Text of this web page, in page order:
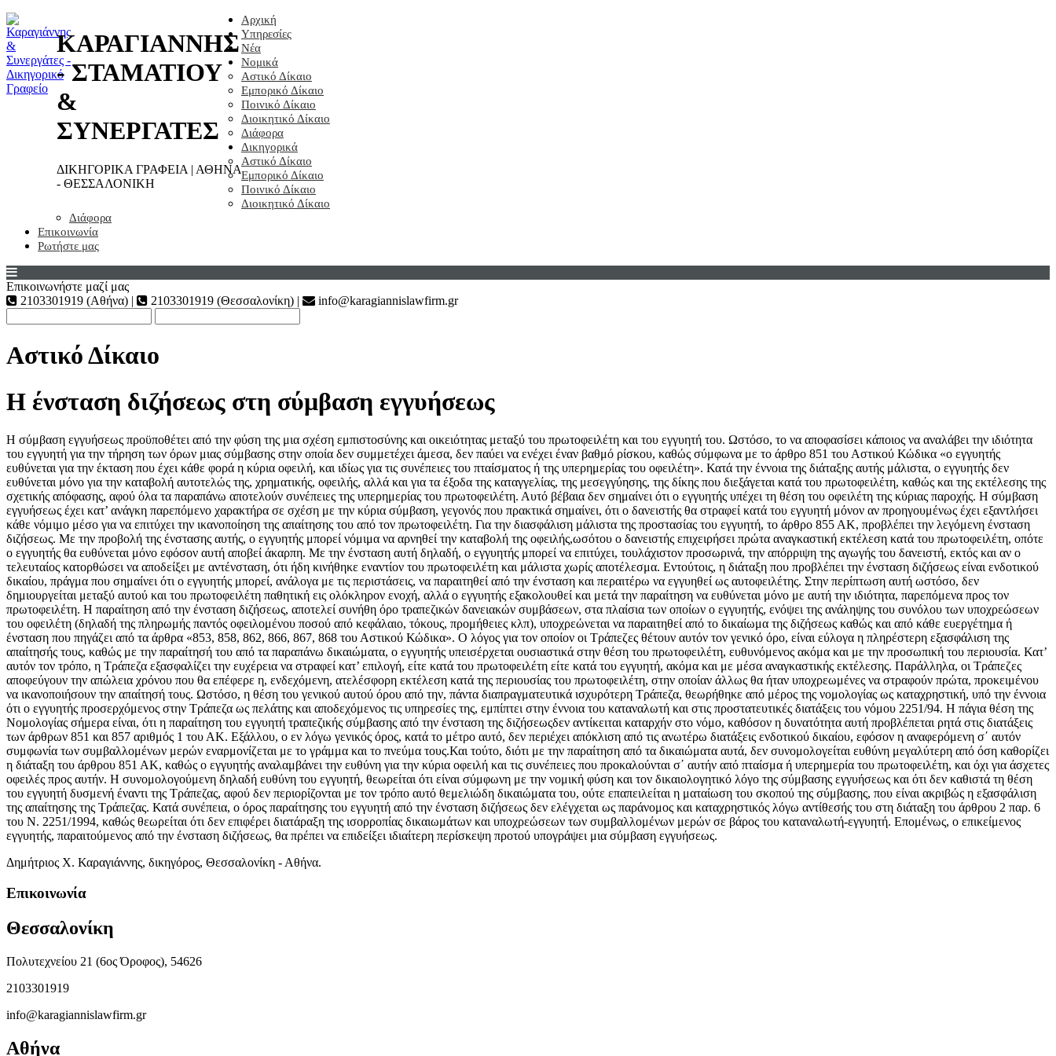
ΚΑΡΑΓΙΑΝΝΗΣ
- ΣΤΑΜΑΤΙΟΥ
&
ΣΥΝΕΡΓΑΤΕΣ
ΔΙΚΗΓΟΡΙΚΑ ΓΡΑΦΕΙΑ | ΑΘΗΝΑ
- ΘΕΣΣΑΛΟΝΙΚΗ
Αρχική
Υπηρεσίες
Νέα
Νομικά
Αστικό Δίκαιο
Εμπορικό Δίκαιο
Ποινικό Δίκαιο
Διοικητικό Δίκαιο
Διάφορα
Δικηγορικά
Αστικό Δίκαιο
Εμπορικό Δίκαιο
Ποινικό Δίκαιο
Διοικητικό Δίκαιο
Διάφορα
Επικοινωνία
Ρωτήστε μας
Επικοινωνήστε μαζί μας
2103301919 (Αθήνα) |
2103301919 (Θεσσαλονίκη) | info@karagiannislawfirm.gr
Αστικό Δίκαιο
Η ένσταση διζήσεως στη σύμβαση εγγυήσεως
Η σύμβαση εγγυήσεως προϋποθέτει από την φύση της μια σχέση εμπιστοσύνης και οικειότητας μεταξύ του πρωτοφειλέτη και του εγγυητή του. Ωστόσο, το να αποφασίσει κάποιος να αναλάβει την ιδιότητα
του εγγυητή για την τήρηση των όρων μιας σύμβασης στην οποία δεν συμμετέχει άμεσα, δεν παύει να ενέχει έναν βαθμό ρίσκου, καθώς σύμφωνα με το άρθρο 851 του Αστικού Κώδικα «ο εγγυητής
ευθύνεται για την έκταση που έχει κάθε φορά η κύρια οφειλή, και ιδίως για τις συνέπειες του πταίσματος ή της υπερημερίας του οφειλέτη». Κατά την έννοια της διάταξης αυτής μάλιστα, ο εγγυητής δεν
ευθύνεται μόνο για την καταβολή αυτοτελώς της, χρηματικής, οφειλής, αλλά και για τα έξοδα της καταγγελίας, της μεσεγγύησης, της δίκης που διεξάγεται κατά του πρωτοφειλέτη, καθώς και της εκτέλεσης της
σχετικής απόφασης, αφού όλα τα παραπάνω αποτελούν συνέπειες της υπερημερίας του πρωτοφειλέτη. Αυτό βέβαια δεν σημαίνει ότι ο εγγυητής υπέχει τη θέση του οφειλέτη της κύριας παροχής. Η σύμβαση
εγγυήσεως έχει κατ’ ανάγκη παρεπόμενο χαρακτήρα σε σχέση με την κύρια σύμβαση, γεγονός που πρακτικά σημαίνει, ότι ο δανειστής θα στραφεί κατά του εγγυητή μόνον αν προηγουμένως έχει εξαντλήσει
κάθε νόμιμο μέσο για να επιτύχει την ικανοποίηση της απαίτησης του από τον πρωτοφειλέτη. Για την διασφάλιση μάλιστα της προστασίας του εγγυητή, το άρθρο 855 ΑΚ, προβλέπει την λεγόμενη ένσταση
διζήσεως. Με την προβολή της ένστασης αυτής, ο εγγυητής μπορεί νόμιμα να αρνηθεί την καταβολή της οφειλής,ωσότου ο δανειστής επιχειρήσει πρώτα αναγκαστική εκτέλεση κατά του πρωτοφειλέτη, οπότε
ο εγγυητής θα ευθύνεται μόνο εφόσον αυτή αποβεί άκαρπη. Με την ένσταση αυτή δηλαδή, ο εγγυητής μπορεί να επιτύχει, τουλάχιστον προσωρινά, την απόρριψη της αγωγής του δανειστή, εκτός και αν ο
τελευταίος κατορθώσει να αποδείξει με αντένσταση, ότι ήδη κινήθηκε εναντίον του πρωτοφειλέτη και μάλιστα χωρίς αποτέλεσμα. Εντούτοις, η διάταξη που προβλέπει την ένσταση διζήσεως είναι ενδοτικού
δικαίου, πράγμα που σημαίνει ότι ο εγγυητής μπορεί, ανάλογα με τις περιστάσεις, να παραιτηθεί από την ένσταση και περαιτέρω να εγγυηθεί ως αυτοφειλέτης. Στην περίπτωση αυτή ωστόσο, δεν
δημιουργείται μεταξύ αυτού και του πρωτοφειλέτη παθητική εις ολόκληρον ενοχή, αλλά ο εγγυητής εξακολουθεί και μετά την παραίτηση να ευθύνεται μόνο με αυτή την ιδιότητα, παρεπόμενα προς τον
πρωτοφειλέτη. Η παραίτηση από την ένσταση διζήσεως, αποτελεί συνήθη όρο τραπεζικών δανειακών συμβάσεων, στα πλαίσια των οποίων ο εγγυητής, ενόψει της ανάληψης του συνόλου των υποχρεώσεων
του οφειλέτη (δηλαδή της πληρωμής παντός οφειλομένου ποσού από κεφάλαιο, τόκους, προμήθειες κλπ), υποχρεώνεται να παραιτηθεί από το δικαίωμα της διζήσεως καθώς και από κάθε ευεργέτημα ή
ένσταση που πηγάζει από τα άρθρα «853, 858, 862, 866, 867, 868 του Αστικού Κώδικα». Ο λόγος για τον οποίον οι Τράπεζες θέτουν αυτόν τον γενικό όρο, είναι εύλογα η πληρέστερη εξασφάλιση της
απαίτησής τους, καθώς με την παραίτησή του από τα παραπάνω δικαιώματα, ο εγγυητής υπεισέρχεται ουσιαστικά στην θέση του πρωτοφειλέτη, ευθυνόμενος ακόμα και με την προσωπική του περιουσία. Κατ’
αυτόν τον τρόπο, η Τράπεζα εξασφαλίζει την ευχέρεια να στραφεί κατ’ επιλογή, είτε κατά του πρωτοφειλέτη είτε κατά του εγγυητή, ακόμα και με μέσα αναγκαστικής εκτέλεσης. Παράλληλα, οι Τράπεζες
αποφεύγουν την απώλεια χρόνου που θα επέφερε η, ενδεχόμενη, ατελέσφορη εκτέλεση κατά της περιουσίας του πρωτοφειλέτη, στην οποίαν άλλως θα ήταν υποχρεωμένες να στραφούν πρώτα, προκειμένου
να ικανοποιήσουν την απαίτησή τους. Ωστόσο, η θέση του γενικού αυτού όρου από την, πάντα διαπραγματευτικά ισχυρότερη Τράπεζα, θεωρήθηκε από μέρος της νομολογίας ως καταχρηστική, υπό την έννοια
ότι ο εγγυητής προσερχόμενος στην Τράπεζα ως πελάτης και αποδεχόμενος τις υπηρεσίες της, εμπίπτει στην έννοια του καταναλωτή και στις προστατευτικές διατάξεις του νόμου 2251/94. Η πάγια θέση της
Νομολογίας σήμερα είναι, ότι η παραίτηση του εγγυητή τραπεζικής σύμβασης από την ένσταση της διζήσεωςδεν αντίκειται καταρχήν στο νόμο, καθόσον η δυνατότητα αυτή προβλέπεται ρητά στις διατάξεις
των άρθρων 851 και 857 αριθμός 1 του ΑΚ. Εξάλλου, ο εν λόγω γενικός όρος, κατά το μέτρο αυτό, δεν περιέχει απόκλιση από τις ανωτέρω διατάξεις ενδοτικού δικαίου, εφόσον η αναφερόμενη σ΄ αυτόν
συμφωνία των συμβαλλομένων μερών εναρμονίζεται με το γράμμα και το πνεύμα τους.Και τούτο, διότι με την παραίτηση από τα δικαιώματα αυτά, δεν συνομολογείται ευθύνη μεγαλύτερη από όση καθορίζει
η διάταξη του άρθρου 851 ΑΚ, καθώς ο εγγυητής αναλαμβάνει την ευθύνη για την κύρια οφειλή και τις συνέπειες που προκαλούνται σ΄ αυτήν από πταίσμα ή υπερημερία του πρωτοφειλέτη, και όχι για άσχετες
οφειλές προς αυτήν. Η συνομολογούμενη δηλαδή ευθύνη του εγγυητή, θεωρείται ότι είναι σύμφωνη με την νομική φύση και τον δικαιολογητικό λόγο της σύμβασης εγγυήσεως και ότι δεν καθιστά τη θέση
του εγγυητή δυσμενή έναντι της Τράπεζας, αφού δεν περιορίζονται με τον τρόπο αυτό θεμελιώδη δικαιώματα του, ούτε επαπειλείται η ματαίωση του σκοπού της σύμβασης, που είναι ακριβώς η εξασφάλιση
της απαίτησης της Τράπεζας. Κατά συνέπεια, ο όρος παραίτησης του εγγυητή από την ένσταση διζήσεως δεν ελέγχεται ως παράνομος και καταχρηστικός λόγω αντίθεσής του στη διάταξη του άρθρου 2 παρ. 6
του Ν. 2251/1994, καθώς θεωρείται ότι δεν επιφέρει διατάραξη της ισορροπίας δικαιωμάτων και υποχρεώσεων των συμβαλλομένων μερών σε βάρος του καταναλωτή-εγγυητή. Επομένως, ο επικείμενος
εγγυητής, παραιτούμενος από την ένσταση διζήσεως, θα πρέπει να επιδείξει ιδιαίτερη περίσκεψη προτού υπογράψει μια σύμβαση εγγυήσεως.
Δημήτριος Χ. Καραγιάννης, δικηγόρος, Θεσσαλονίκη - Αθήνα.
Επικοινωνία
Θεσσαλονίκη
Πολυτεχνείου 21 (6ος Όροφος), 54626
2103301919
info@karagiannislawfirm.gr
Αθήνα